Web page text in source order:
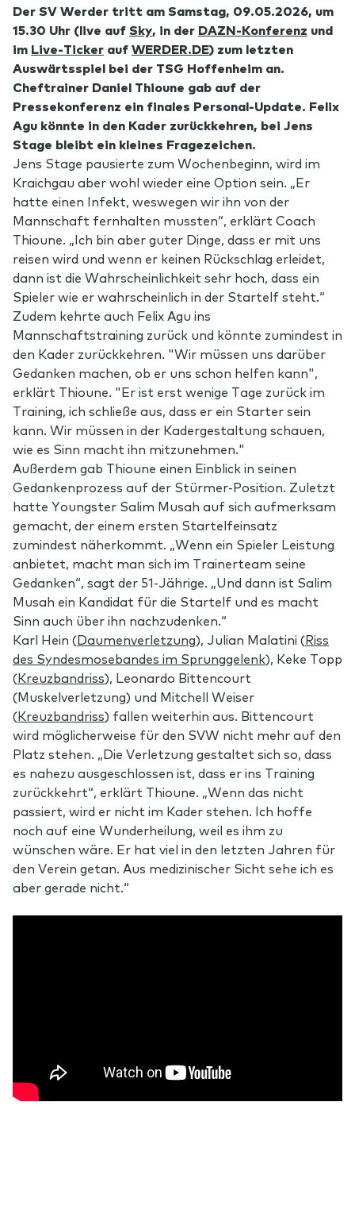
Der SV Werder tritt am Samstag, 09.05.2026, um
15.30 Uhr (live aufSky, in der DAZN-Konferenz und
im Live-Ticker aufWERDER.DE) zum letzten
Auswärtsspiel bei der TSG Hoffenheim an.
Cheftrainer Daniel Thioune gab auf der
Pressekonferenz ein finales Personal-Update. Felix
Agu könnte in den Kader zurückkehren, bei Jens
Stage bleibt ein kleines Fragezeichen.
Jens Stage pausierte zum Wochenbeginn, wird im
Kraichgau aber wohl wieder eine Option sein. „Er
hatte einen Infekt, weswegen wir ihn von der
Mannschaft fernhalten mussten“, erklärt Coach
Thioune. „Ich bin aber guter Dinge, dass er mit uns
reisen wird und wenn er keinen Rückschlag erleidet,
dann ist die Wahrscheinlichkeit sehr hoch, dass ein
Spieler wie er wahrscheinlich in der Startelf steht.“
Zudem kehrte auch Felix Agu ins
Mannschaftstraining zurück und könnte zumindest in
den Kader zurückkehren. "Wir müssen uns darüber
Gedanken machen, ob er uns schon helfen kann",
erklärt Thioune. "Er ist erst wenige Tage zurück im
Training, ich schließe aus, dass er ein Starter sein
kann. Wir müssen in der Kadergestaltung schauen,
wie es Sinn macht ihn mitzunehmen."
Außerdem gab Thioune einen Einblick in seinen
Gedankenprozess auf der Stürmer-Position. Zuletzt
hatte Youngster Salim Musah auf sich aufmerksam
gemacht, der einem ersten Startelfeinsatz
zumindest näherkommt. „Wenn ein Spieler Leistung
anbietet, macht man sich im Trainerteam seine
Gedanken“, sagt der 51-Jährige. „Und dann ist Salim
Musah ein Kandidat für die Startelf und es macht
Sinn auch über ihn nachzudenken.“
Karl Hein (Daumenverletzung), Julian Malatini (Riss
des Syndesmosebandes im Sprunggelenk), Keke Topp
(Kreuzbandriss), Leonardo Bittencourt
(Muskelverletzung) und Mitchell Weiser
(Kreuzbandriss) fallen weiterhin aus. Bittencourt
wird möglicherweise für den SVW nicht mehr auf den
Platz stehen. „Die Verletzung gestaltet sich so, dass
es nahezu ausgeschlossen ist, dass er ins Training
zurückkehrt“, erklärt Thioune. „Wenn das nicht
passiert, wird er nicht im Kader stehen. Ich hoffe
noch auf eine Wunderheilung, weil es ihm zu
wünschen wäre. Er hat viel in den letzten Jahren für
den Verein getan. Aus medizinischer Sicht sehe ich es
aber gerade nicht.“